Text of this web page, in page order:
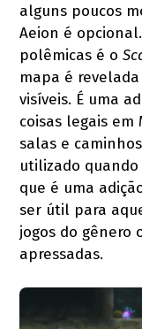
alguns poucos
Aeion é
polêmicas é o
mapa é
visíveis. É uma
coisas legais
salas e
utilizado
que é uma
ser útil para
jogos do gênero
apressadas.